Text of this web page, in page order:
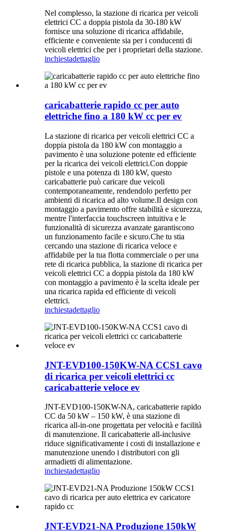
Nel complesso, la stazione di ricarica per veicoli
elettrici CC a doppia pistola da 30-180 kW
fornisce una soluzione di ricarica affidabile,
efficiente e conveniente sia per i conducenti di
veicoli elettrici che per i proprietari della stazione.
inchiestadettaglio
caricabatterie rapido cc per auto
elettriche fino a 180 kW cc per ev
La stazione di ricarica per veicoli elettrici CC a
doppia pistola da 180 kW con montaggio a
pavimento è una soluzione potente ed efficiente
per la ricarica dei veicoli elettrici.Con doppie
pistole e una potenza di 180 kW, questo
caricabatterie può caricare due veicoli
contemporaneamente, rendendolo perfetto per
ambienti di ricarica ad alto volume.Il design con
montaggio a pavimento offre stabilità e sicurezza,
mentre l'interfaccia touchscreen intuitiva e le
funzionalità di sicurezza avanzate garantiscono
un funzionamento facile e sicuro.Che tu stia
cercando una stazione di ricarica veloce e
affidabile per la tua flotta commerciale o per una
rete di ricarica pubblica, la stazione di ricarica per
veicoli elettrici CC a doppia pistola da 180 kW
con montaggio a pavimento è la scelta ideale per
una ricarica rapida ed efficiente di veicoli
elettrici.
inchiestadettaglio
JNT-EVD100-150KW-NA CCS1 cavo
di ricarica per veicoli elettrici cc
caricabatterie veloce ev
JNT-EVD100-150KW-NA, caricabatterie rapido
CC da 50 kW – 150 kW, è una stazione di
ricarica all-in-one progettata per velocità e facilità
di manutenzione. Il caricabatterie all-inclusive
riduce significativamente i costi di installazione e
manutenzione unendo i distributori con gli
armadietti di alimentazione.
inchiestadettaglio
JNT-EVD21-NA Produzione 150kW